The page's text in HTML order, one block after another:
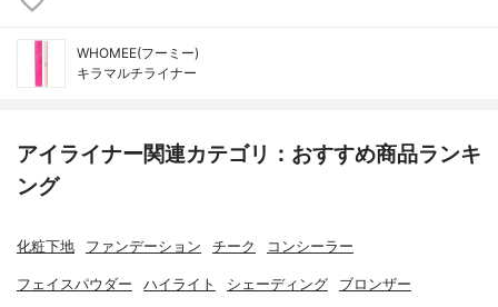
WHOMEE(フーミー)
キラマルチライナー
アイライナー関連カテゴリ：おすすめ商品ランキ
ング
化粧下地 ファンデーション チーク コンシーラー
フェイスパウダー ハイライト シェーディング ブロンザー